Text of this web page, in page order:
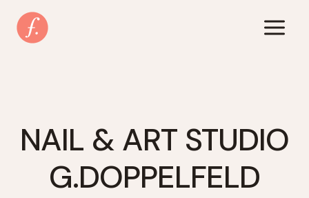
Inhalt
springen
NAIL & ART STUDIO
G.DOPPELFELD